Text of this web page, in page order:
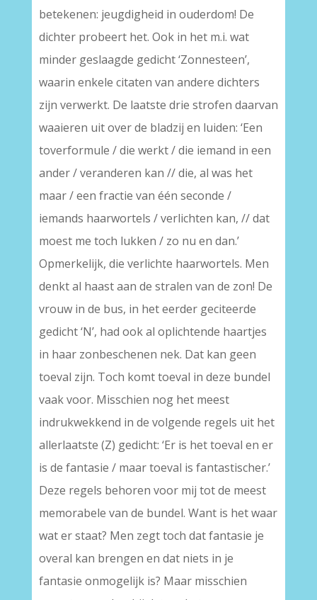
betekenen: jeugdigheid in ouderdom! De
dichter probeert het. Ook in het m.i. wat
minder geslaagde gedicht ‘Zonnesteen’,
waarin enkele citaten van andere dichters
zijn verwerkt. De laatste drie strofen daarvan
waaieren uit over de bladzij en luiden: ‘Een
toverformule / die werkt / die iemand in een
ander / veranderen kan // die, al was het
maar / een fractie van één seconde /
iemands haarwortels / verlichten kan, // dat
moest me toch lukken / zo nu en dan.’
Opmerkelijk, die verlichte haarwortels. Men
denkt al haast aan de stralen van de zon! De
vrouw in de bus, in het eerder geciteerde
gedicht ‘N’, had ook al oplichtende haartjes
in haar zonbeschenen nek. Dat kan geen
toeval zijn. Toch komt toeval in deze bundel
vaak voor. Misschien nog het meest
indrukwekkend in de volgende regels uit het
allerlaatste (Z) gedicht: ‘Er is het toeval en er
is de fantasie / maar toeval is fantastischer.’
Deze regels behoren voor mij tot de meest
memorabele van de bundel. Want is het waar
wat er staat? Men zegt toch dat fantasie je
overal kan brengen en dat niets in je
fantasie onmogelijk is? Maar misschien